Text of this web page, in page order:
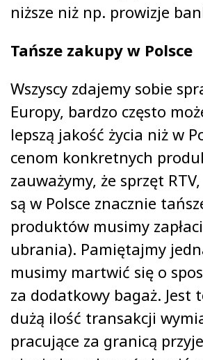
niższe niż np. prowizje
Tańsze zakupy w Polsce
Wszyscy zdajemy sobie
Europy, bardzo często
lepszą jakość życia niż w
cenom konkretnych
zauważymy, że sprzęt
są w Polsce znacznie
produktów musimy
ubrania). Pamiętajmy
musimy martwić się o
za dodatkowy bagaż. Jest
dużą ilość transakcji
pracujące za granicą